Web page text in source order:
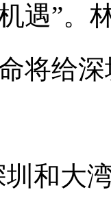
遇”。
将给
大湾